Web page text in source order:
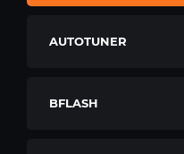
AUTOTUNER
BFLASH